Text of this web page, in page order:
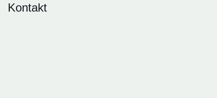
Kontakt